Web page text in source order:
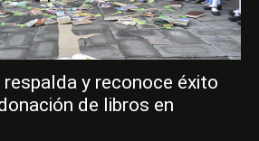
y reconoce éxito
de libros en